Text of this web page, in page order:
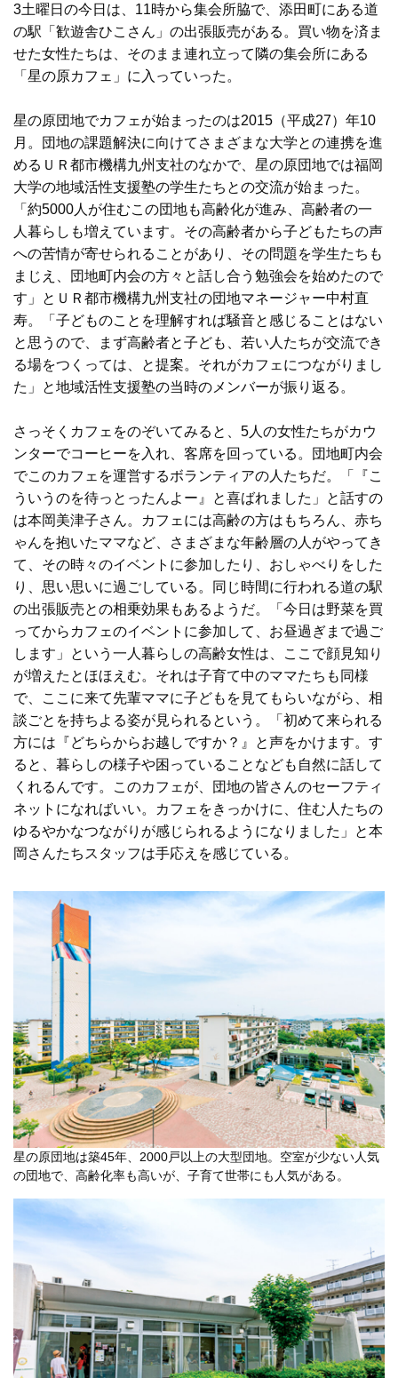
3土曜日の今日は、11時から集会所脇で、添田町にある道
の駅「歓遊舎ひこさん」の出張販売がある。買い物を済ま
せた女性たちは、そのまま連れ立って隣の集会所にある
「星の原カフェ」に入っていった。
星の原団地でカフェが始まったのは2015（平成27）年10
月。団地の課題解決に向けてさまざまな大学との連携を進
めるＵＲ都市機構九州支社のなかで、星の原団地では福岡
大学の地域活性支援塾の学生たちとの交流が始まった。
「約5000人が住むこの団地も高齢化が進み、高齢者の一
人暮らしも増えています。その高齢者から子どもたちの声
への苦情が寄せられることがあり、その問題を学生たちも
まじえ、団地町内会の方々と話し合う勉強会を始めたので
す」とＵＲ都市機構九州支社の団地マネージャー中村直
寿。「子どものことを理解すれば騒音と感じることはない
と思うので、まず高齢者と子ども、若い人たちが交流でき
る場をつくっては、と提案。それがカフェにつながりまし
た」と地域活性支援塾の当時のメンバーが振り返る。
さっそくカフェをのぞいてみると、5人の女性たちがカウ
ンターでコーヒーを入れ、客席を回っている。団地町内会
でこのカフェを運営するボランティアの人たちだ。「『こ
ういうのを待っとったんよー』と喜ばれました」と話すの
は本岡美津子さん。カフェには高齢の方はもちろん、赤ち
ゃんを抱いたママなど、さまざまな年齢層の人がやってき
て、その時々のイベントに参加したり、おしゃべりをした
り、思い思いに過ごしている。同じ時間に行われる道の駅
の出張販売との相乗効果もあるようだ。「今日は野菜を買
ってからカフェのイベントに参加して、お昼過ぎまで過ご
します」という一人暮らしの高齢女性は、ここで顔見知り
が増えたとほほえむ。それは子育て中のママたちも同様
で、ここに来て先輩ママに子どもを見てもらいながら、相
談ごとを持ちよる姿が見られるという。「初めて来られる
方には『どちらからお越しですか？』と声をかけます。す
ると、暮らしの様子や困っていることなども自然に話して
くれるんです。このカフェが、団地の皆さんのセーフティ
ネットになればいい。カフェをきっかけに、住む人たちの
ゆるやかなつながりが感じられるようになりました」と本
岡さんたちスタッフは手応えを感じている。
星の原団地は築45年、2000戸以上の大型団地。空室が少ない人気
の団地で、高齢化率も高いが、子育て世帯にも人気がある。